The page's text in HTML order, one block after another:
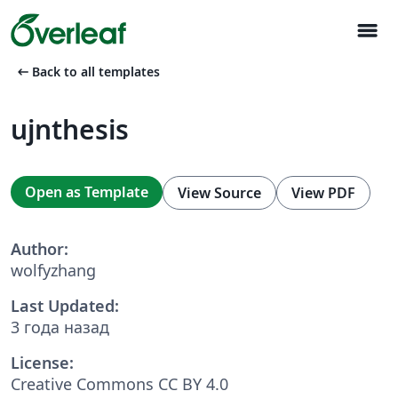
menu
arrow_left_alt Back to all templates
ujnthesis
Open as Template View Source View PDF
Author:
wolfyzhang
Last Updated:
3 года назад
License:
Creative Commons CC BY 4.0